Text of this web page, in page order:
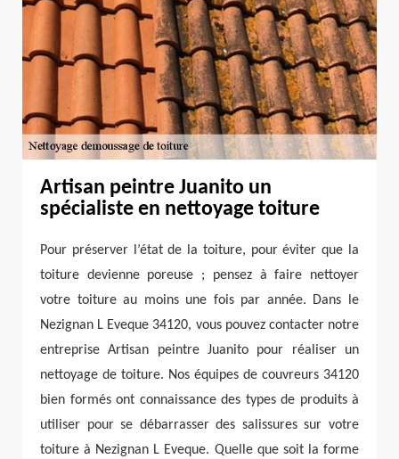
Artisan peintre Juanito un
spécialiste en nettoyage toiture
Pour préserver l’état de la toiture, pour éviter que la
toiture devienne poreuse ; pensez à faire nettoyer
votre toiture au moins une fois par année. Dans le
Nezignan L Eveque 34120, vous pouvez contacter notre
entreprise Artisan peintre Juanito pour réaliser un
nettoyage de toiture. Nos équipes de couvreurs 34120
bien formés ont connaissance des types de produits à
utiliser pour se débarrasser des salissures sur votre
toiture à Nezignan L Eveque. Quelle que soit la forme